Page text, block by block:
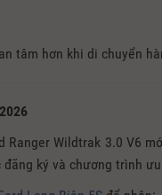
tâm hơn khi di chuyển
Ranger Wildtrak 3.0 V6
ký và chương trình